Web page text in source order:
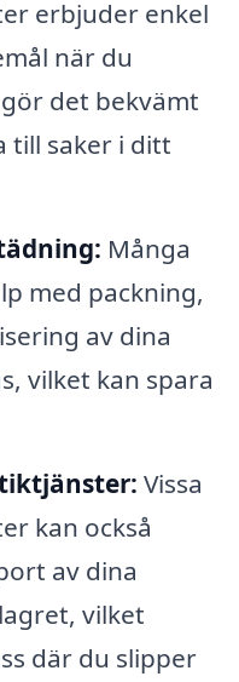
erbjuder enkel
när du
det bekvämt
till saker i ditt
Många
med packning,
av dina
vilket kan spara
Vissa
kan också
av dina
vilket
där du slipper